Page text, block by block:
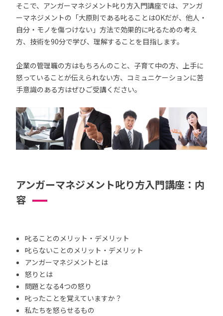
そこで、アンガーマネジメント叱り方入門講座では、アンガ
ーマネジメントの「大原則である叱ることはOKだが、他人・
自分・モノを傷つけない」方法で効果的に叱るための考え
方、技術を90分で学び、理解することを目指します。
企業の管理職の方はもちろんのこと、子育て中の方、上手に
怒っていることが伝えられない方、コミュニケーションに苦
手意識のある方はぜひご受講ください。
アンガーマネジメント叱り方入門講座：内
容
叱ることのメリット・デメリット
叱らないことのメリット・デメリット
アンガーマネジメントとは
怒りとは
問題となる4つの怒り
叱ったことを覚えていますか？
私たちを怒らせるもの